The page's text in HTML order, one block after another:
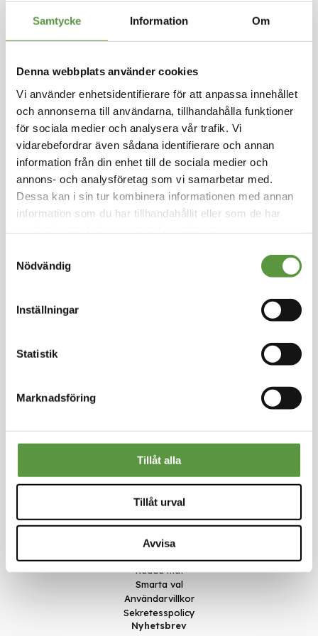
Samtycke Information Om
Denna webbplats använder cookies
Vi använder enhetsidentifierare för att anpassa innehållet
och annonserna till användarna, tillhandahålla funktioner
för sociala medier och analysera vår trafik. Vi
vidarebefordrar även sådana identifierare och annan
information från din enhet till de sociala medier och
annons- och analysföretag som vi samarbetar med.
Dessa kan i sin tur kombinera informationen med annan
information som du har tillhandahållit eller som de har
Nödvändig
Inställningar
Statistik
Marknadsföring
Tillåt alla
Tillåt urval
Avvisa
Kycklinginnerfilé 80%
5x2 kg
Logga in för att handla
Kycklinginnerfilé 80% , Polen, 5 x 2 kg, Styckfrys
t, Halal, Polen
Fryst
Halvpall - 32st - 320Kg
Utg:Fullgott
Logga in för att handla
till
början
bildgalleriet
Nyhetsbrev
Länkar
Om oss
Rädda mat
Smarta val
Användarvillkor
Sekretesspolicy
Kungstorget 1
451 30 Uddevalla
Org.nr. 559173-1277